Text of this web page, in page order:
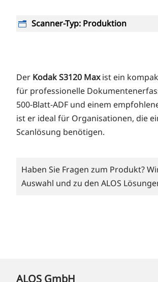
Scanner-Typ: Produktion
Der Kod­ak S3120 Maxist ein
für pro­fes­sio­nel­le
500-Blatt-ADF und einem
ist er ide­al für Orga­ni­sa­tio­nen, die
Scan­lö­sung benötigen.
Haben Sie Fragen zum Produkt?
Auswahl und zu den ALOS
ALOS GmbH